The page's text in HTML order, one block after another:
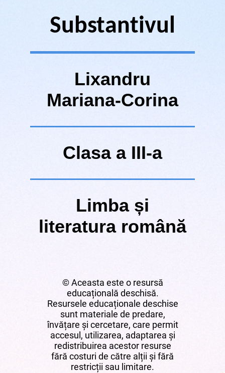
Substantivul
Lixandru
Mariana-Corina
Clasa a III-a
Limba și
literatura română
© Aceasta este o resursă
educațională deschisă.
Resursele educaționale deschise
sunt materiale de predare,
învățare și cercetare, care permit
accesul, utilizarea, adaptarea și
redistribuirea acestor resurse
fără costuri de către alții și fără
restricții sau limitare.